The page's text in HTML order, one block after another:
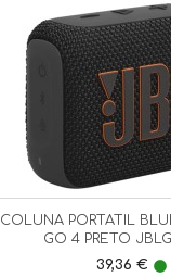
COLUNA PORTATIL
GO 4 PRETO
Preço
39,36 € lens
Vista